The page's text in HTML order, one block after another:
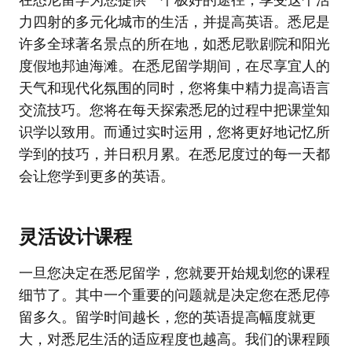
力四射的多元化城市的生活，并提高英语。悉尼是
许多全球著名景点的所在地，如悉尼歌剧院和阳光
度假地邦迪海滩。在悉尼留学期间，在尽享宜人的
天气和现代化氛围的同时，您将集中精力提高语言
交流技巧。您将在每天探索悉尼的过程中把课堂知
识学以致用。而通过实时运用，您将更好地记忆所
学到的技巧，并日积月累。在悉尼度过的每一天都
会让您学到更多的英语。
灵活设计课程
一旦您决定在悉尼留学，您就要开始规划您的课程
细节了。其中一个重要的问题就是决定您在悉尼停
留多久。留学时间越长，您的英语提高幅度就更
大，对悉尼生活的适应程度也越高。我们的课程顾